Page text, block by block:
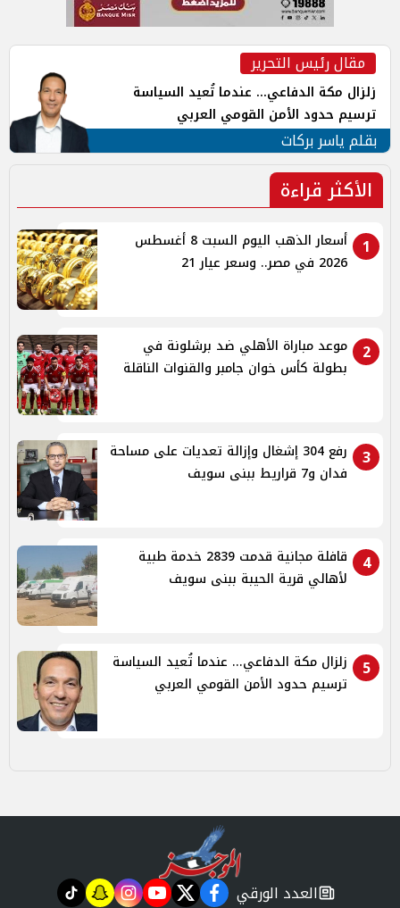
مقال رئيس التحرير
زلزال مكة الدفاعي... عندما تُعيد السياسة
ترسيم حدود الأمن القومي العربي
بقلم ياسر بركات
الأكثر قراءة
1
أسعار الذهب اليوم السبت 8 أغسطس
2026 في مصر.. وسعر عيار 21
2
موعد مباراة الأهلي ضد برشلونة في
بطولة كأس خوان جامبر والقنوات الناقلة
3
رفع 304 إشغال وإزالة تعديات على مساحة
فدان و7 قراريط ببنى سويف
4
قافلة مجانية قدمت 2839 خدمة طبية
لأهالي قرية الحيبة ببنى سويف
5
زلزال مكة الدفاعي... عندما تُعيد السياسة
ترسيم حدود الأمن القومي العربي
newspaper
العدد الورقي facebook
twitter
youtube
instagram
snapchat
tiktok